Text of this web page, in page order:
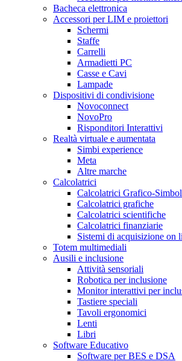
Bacheca elettronica
Accessori per LIM e proiettori
Schermi
Staffe
Carrelli
Armadietti PC
Casse e Cavi
Lampade
Dispositivi di condivisione
Novoconnect
NovoPro
Risponditori Interattivi
Realtà virtuale e aumentata
Simbi experience
Meta
Altre marche
Calcolatrici
Calcolatrici Grafico-
Calcolatrici grafiche
Calcolatrici scientifiche
Calcolatrici finanziarie
Sistemi di acquisizione on
Totem multimediali
Ausili e inclusione
Attività sensoriali
Robotica per inclusione
Monitor interattivi per
Tastiere speciali
Tavoli ergonomici
Lenti
Libri
Software Educativo
Software per BES e DSA